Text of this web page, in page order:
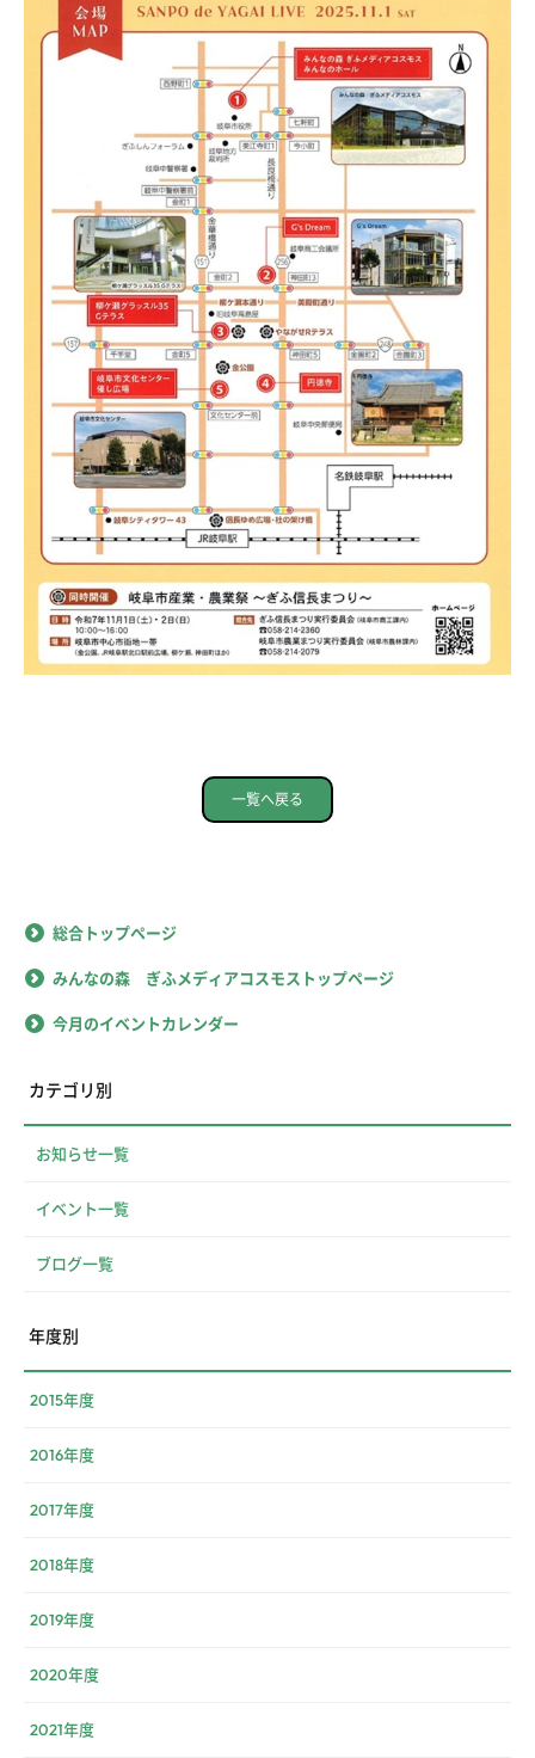
一覧へ戻る
総合トップページ
みんなの森 ぎふメディアコスモストップページ
今月のイベントカレンダー
カテゴリ別
お知らせ一覧
イベント一覧
ブログ一覧
年度別
2015年度
2016年度
2017年度
2018年度
2019年度
2020年度
2021年度